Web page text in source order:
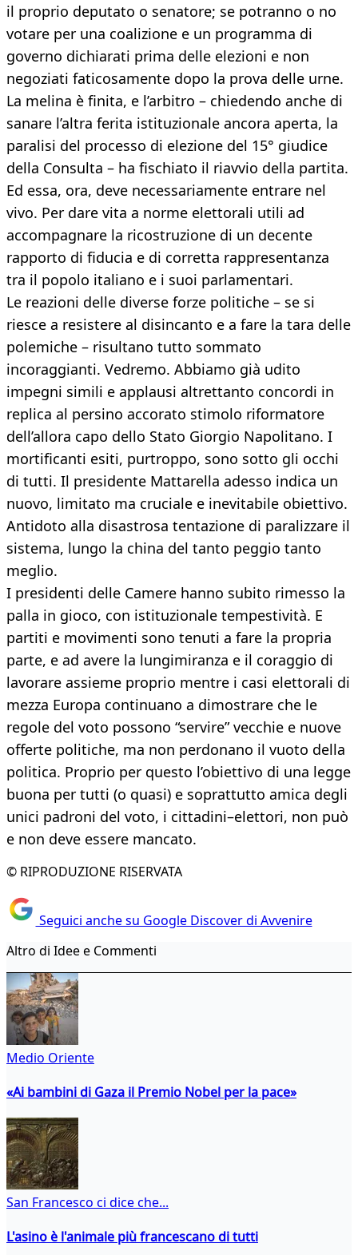
il proprio deputato o senatore; se potranno o no
votare per una coalizione e un programma di
governo dichiarati prima delle elezioni e non
negoziati faticosamente dopo la prova delle urne.
La melina è finita, e l’arbitro – chiedendo anche di
sanare l’altra ferita istituzionale ancora aperta, la
paralisi del processo di elezione del 15° giudice
della Consulta – ha fischiato il riavvio della partita.
Ed essa, ora, deve necessariamente entrare nel
vivo. Per dare vita a norme elettorali utili ad
accompagnare la ricostruzione di un decente
rapporto di fiducia e di corretta rappresentanza
tra il popolo italiano e i suoi parlamentari.
Le reazioni delle diverse forze politiche – se si
riesce a resistere al disincanto e a fare la tara delle
polemiche – risultano tutto sommato
incoraggianti. Vedremo. Abbiamo già udito
impegni simili e applausi altrettanto concordi in
replica al persino accorato stimolo riformatore
dell’allora capo dello Stato Giorgio Napolitano. I
mortificanti esiti, purtroppo, sono sotto gli occhi
di tutti. Il presidente Mattarella adesso indica un
nuovo, limitato ma cruciale e inevitabile obiettivo.
Antidoto alla disastrosa tentazione di paralizzare il
sistema, lungo la china del tanto peggio tanto
meglio.
I presidenti delle Camere hanno subito rimesso la
palla in gioco, con istituzionale tempestività. E
partiti e movimenti sono tenuti a fare la propria
parte, e ad avere la lungimiranza e il coraggio di
lavorare assieme proprio mentre i casi elettorali di
mezza Europa continuano a dimostrare che le
regole del voto possono “servire” vecchie e nuove
offerte politiche, ma non perdonano il vuoto della
politica. Proprio per questo l’obiettivo di una legge
buona per tutti (o quasi) e soprattutto amica degli
unici padroni del voto, i cittadini–elettori, non può
e non deve essere mancato.
© RIPRODUZIONE RISERVATA
Seguici anche su Google Discover di Avvenire
Altro di Idee e Commenti
Medio Oriente
«Ai bambini di Gaza il Premio Nobel per la pace»
San Francesco ci dice che...
L'asino è l'animale più francescano di tutti